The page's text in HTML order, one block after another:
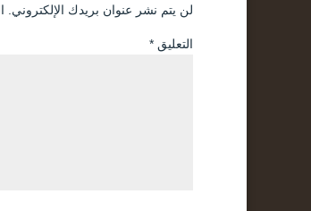
لن يتم نشر عنوان بريدك الإلكتروني.
التعليق *